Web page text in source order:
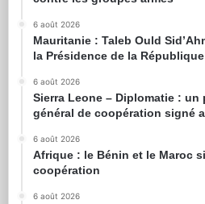
6 août 2026
Mauritanie : Taleb Ould
la Présidence de la République
6 août 2026
Sierra Leone – Diplomatie : un
général de coopération signé
6 août 2026
Afrique : le Bénin et le Maroc
coopération
6 août 2026